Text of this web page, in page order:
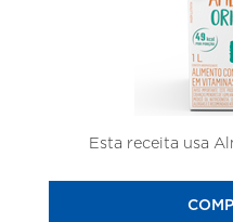
Esta receita usa